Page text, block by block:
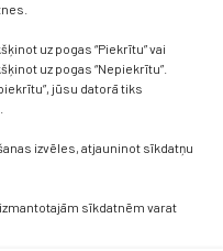
uz pogas “Piekrītu” vai
uz pogas “Nepiekrītu”.
jūsu datorā tiks
izvēles, atjauninot sīkdatņu
sīkdatnēm varat